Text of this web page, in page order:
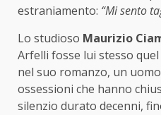
estraniamento: “Mi sento
Lo studioso Maurizio
Arfelli fosse lui stesso quel
nel suo romanzo, un
ossessioni che hanno
silenzio durato decenni,